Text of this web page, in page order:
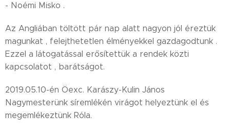
- Noémi Misko .
Az Angliában töltött pár nap alatt nagyon jól éreztük
magunkat , felejthetetlen élményekkel gazdagodtunk .
Ezzel a látogatással erősítettük a rendek közti
kapcsolatot , barátságot.
2019.05.10-én Öexc. Karászy-Kulin János
Nagymesterünk síremlékén virágot helyeztünk el és
megemlékeztünk Róla.